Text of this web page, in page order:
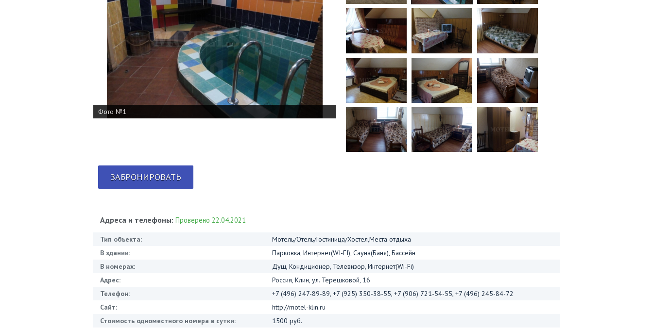
Фото №1
ЗАБРОНИРОВАТЬ
Адреса и телефоны: Проверено 22.04.2021
Тип объекта:
Мотель/Отель/Гостиница/Хостел,Места отдыха
В здании:
Парковка, Интернет(WI-FI), Сауна(Баня), Бассейн
В номерах:
Душ, Кондиционер, Телевизор, Интернет(Wi-Fi)
Адрес:
Россия, Клин, ул. Терешковой, 16
Телефон:
+7 (496) 247-89-89, +7 (925) 350-38-55, +7 (906) 721-54-55, +7 (496) 245-84-72
Сайт:
http://motel-klin.ru
Стоимость одноместного номера в сутки:
1500 руб.